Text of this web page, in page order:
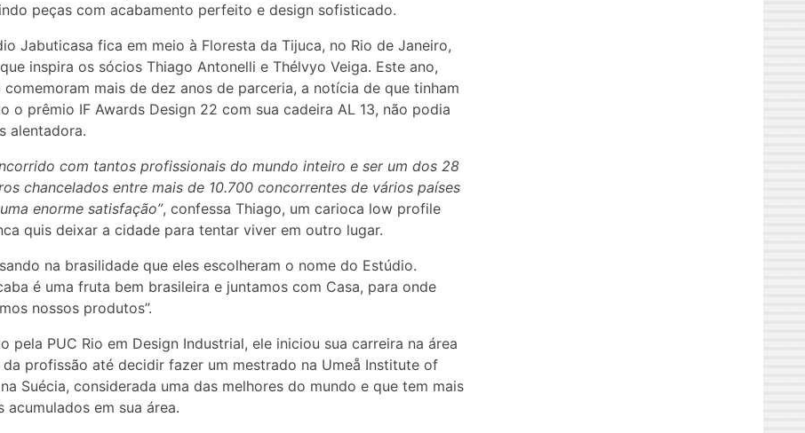
peças com acabamento perfeito e design sofisticado.
Jabuticasa fica em meio à Floresta da Tijuca, no Rio de Janeiro,
inspira os sócios Thiago Antonelli e Thélvyo Veiga. Este ano,
comemoram mais de dez anos de parceria, a notícia de que tinham
o prêmio IF Awards Design 22 com sua cadeira AL 13, não podia
alentadora.
com tantos profissionais do mundo inteiro e ser um dos 28
chancelados entre mais de 10.700 concorrentes de vários países
enorme satisfação”, confessa Thiago, um carioca low profile
quis deixar a cidade para tentar viver em outro lugar.
na brasilidade que eles escolheram o nome do Estúdio.
é uma fruta bem brasileira e juntamos com Casa, para onde
nossos produtos”.
pela PUC Rio em Design Industrial, ele iniciou sua carreira na área
profissão até decidir fazer um mestrado na Umeå Institute of
Suécia, considerada uma das melhores do mundo e que tem mais
acumulados em sua área.